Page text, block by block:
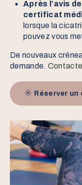
Après l’avis
certificat
lorsque la
pouvez vous
De nouveaux
demande.
Réserver un